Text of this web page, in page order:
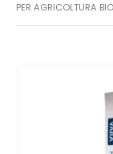
PER AGRICOLTURA